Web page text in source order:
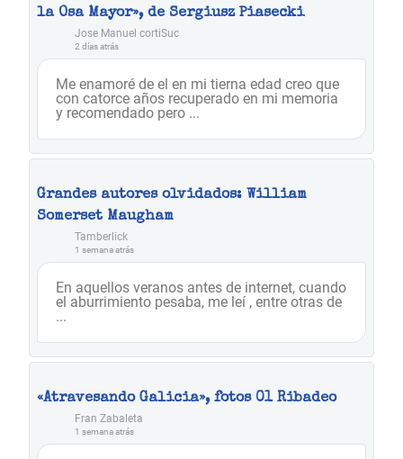
la Osa Mayor», de Sergiusz Piasecki
Jose Manuel cortiSuc
2 días atrás
Me enamoré de el en mi tierna edad creo que
con catorce años recuperado en mi memoria
y recomendado pero ...
Grandes autores olvidados: William
Somerset Maugham
Tamberlick
1 semana atrás
En aquellos veranos antes de internet, cuando
el aburrimiento pesaba, me leí , entre otras de
...
«Atravesando Galicia», fotos 01 Ribadeo
Fran Zabaleta
1 semana atrás